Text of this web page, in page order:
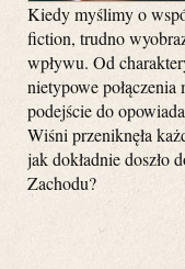
Kiedy myślimy o
fiction, trudno
wpływu. Od
nietypowe
podejście do
Wiśni przeniknęła
jak dokładnie doszło
Zachodu?